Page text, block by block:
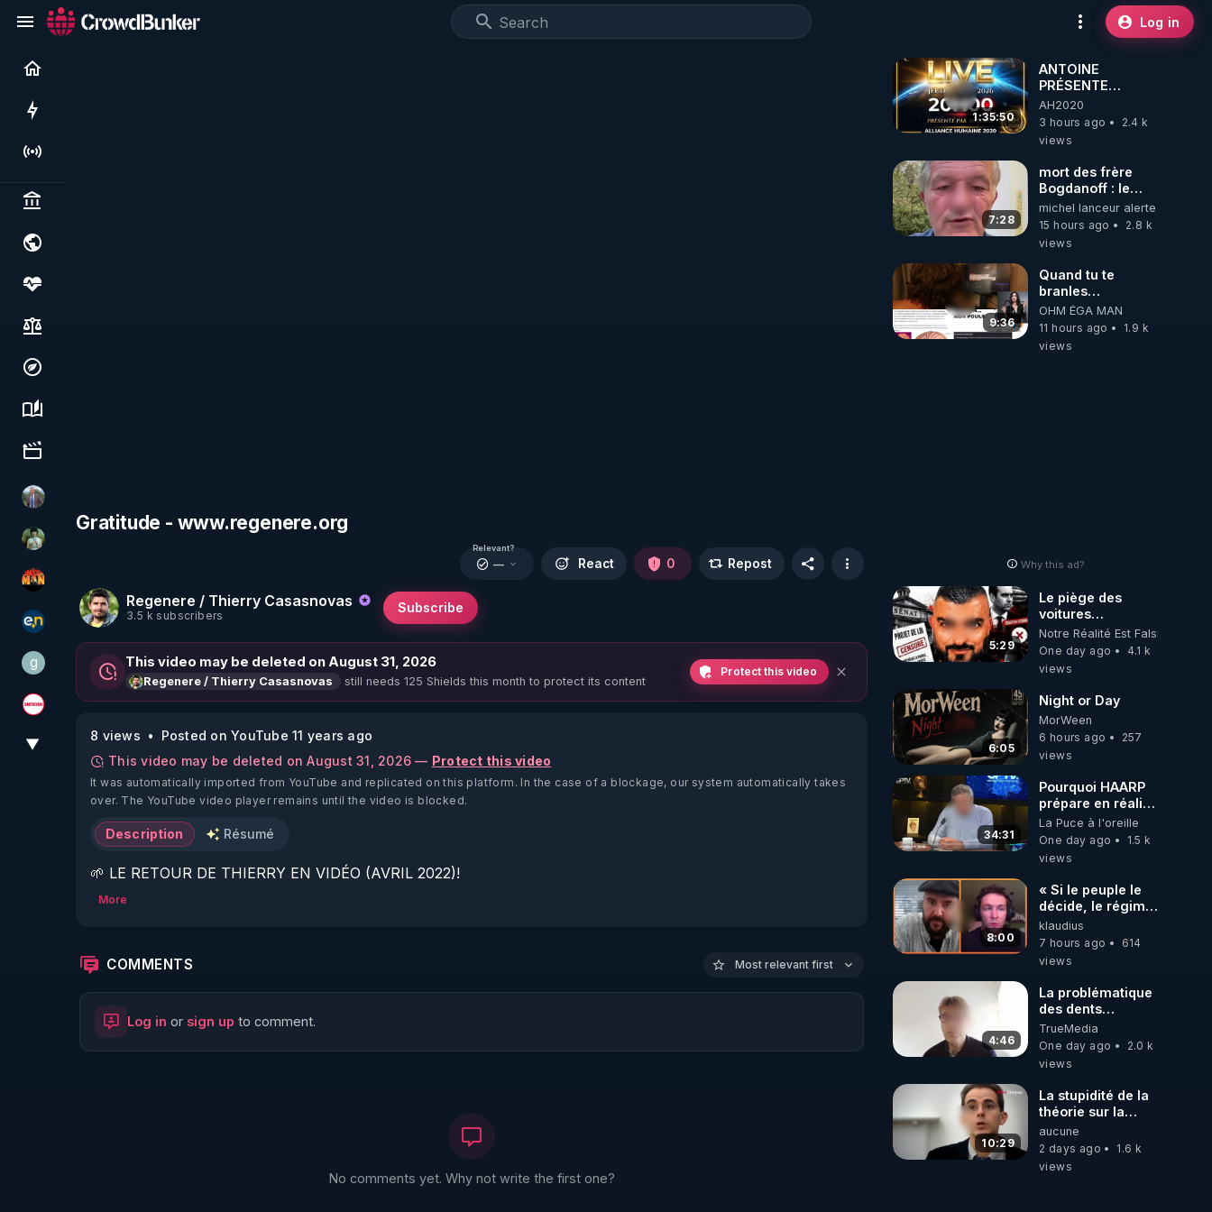
Log in
Live
Politics & institutions
Society, justice & freedoms
Economy, environment & technology
Science, history & spirituality
Culture, media & entertainment
Nicolas BOUVIER
Sonmi-877
OHM ÉGA MAN
essentiel.news
ggilo59
Magazine Nexus
▼
Gratitude - www.regenere.org
Regenere / Thierry Casasnovas
3.5 k subscribers
Subscribe
Relevant?
— React 0 Repost
This video may be deleted on August 31, 2026
Regenere / Thierry Casasnovas still needs 125 Shields this month to protect its content
Protect this video
8 views
Posted on YouTube 11 years ago
This video may be deleted on August 31, 2026 — Protect this video
It was automatically imported from YouTube and replicated on this platform. In the case of a blockage, our system automatically takes
over. The YouTube video player remains until the video is blocked.
Description Résumé
🌱 LE RETOUR DE THIERRY EN VIDÉO (AVRIL 2022)!
🌱 LE MAGAZINE RÉGÉNÈRE
http://rgnr.li/ymag
More
COMMENTS Most relevant first
Log in or sign up to comment.
No comments yet. Why not write the first one?
1:35:50
ANTOINE
PRÉSENTE
AH2020 LE LIVE
20H ***DU
06/08/2026***
AH2020
3 hours ago
2.4 k
views
7:28
mort des frère
Bogdanoff : le
mensonge d état
michel lanceur alerte
15 hours ago
2.8 k
views
9:36
Quand tu te
branles
bonhomme tu
émets des ondes
ils ont juste omis
OHM ÉGA MAN
11 hours ago
1.9 k
views
Why this ad?
5:29
Le piège des
voitures
électriques se
referme sur les
usagers !
Notre Réalité Est Falsifiée Et
One day ago
4.1 k
views
6:05
Night or Day
MorWeen
6 hours ago
257
views
34:31
Pourquoi HAARP
prépare en réalité
un CHAOS
climatique, on
répond
La Puce à l'oreille
One day ago
1.5 k
views
8:00
« Si le peuple le
décide, le régime
peut tomber
demain ! »
klaudius
7 hours ago
614
views
4:46
La problématique
des dents
dévitalisées et
des implants
TrueMedia
One day ago
2.0 k
views
10:29
La stupidité de la
théorie sur la
responsabilité de
l’homme
concernant le
aucune
2 days ago
1.6 k
views